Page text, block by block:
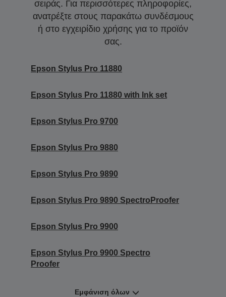
σειράς. Για περισσότερες πληροφορίες,
ανατρέξτε στους παρακάτω συνδέσμους
ή στο εγχειρίδιο χρήσης για το προϊόν
σας.
Epson Stylus Pro 11880
Epson Stylus Pro 11880 with Ink set
Epson Stylus Pro 9700
Epson Stylus Pro 9880
Epson Stylus Pro 9890
Epson Stylus Pro 9890 SpectroProofer
Epson Stylus Pro 9900
Epson Stylus Pro 9900 Spectro
Proofer
Εμφάνιση όλων